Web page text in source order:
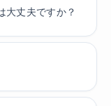
大丈夫ですか？